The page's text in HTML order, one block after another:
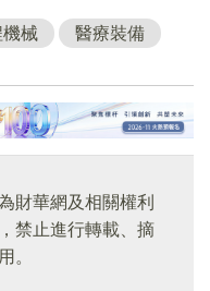
機械 醫療裝備
財華網及相關權利
禁止進行轉載、摘
。